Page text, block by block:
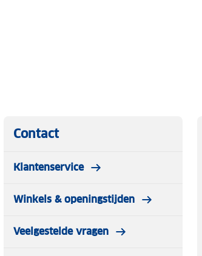
Contact
Klantenservice
Winkels & openingstijden
Veelgestelde vragen